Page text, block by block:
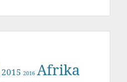
2015 2016 Afrika